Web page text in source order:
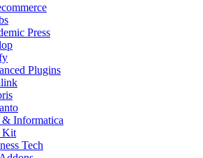
Press
Plugins
Informatica
Kit
Tech